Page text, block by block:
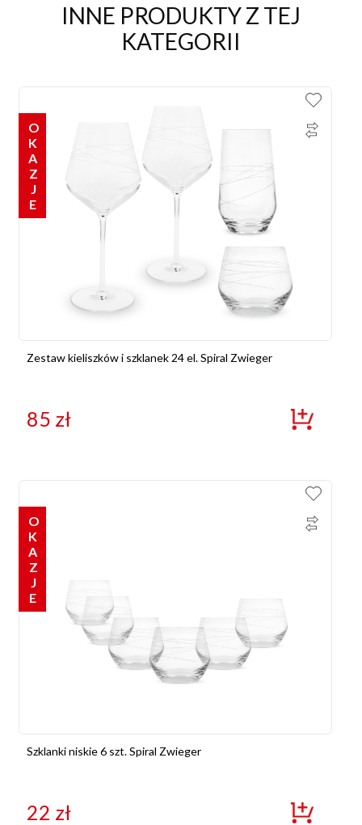
INNE PRODUKTY Z TEJ
KATEGORII
OKAZJE
Zestaw kieliszków i szklanek 24 el. Spiral Zwieger
85 zł
OKAZJE
Szklanki niskie 6 szt. Spiral Zwieger
22 zł